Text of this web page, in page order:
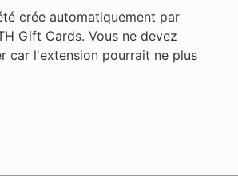
crée automatiquement par
Gift Cards. Vous ne devez
car l'extension pourrait ne plus